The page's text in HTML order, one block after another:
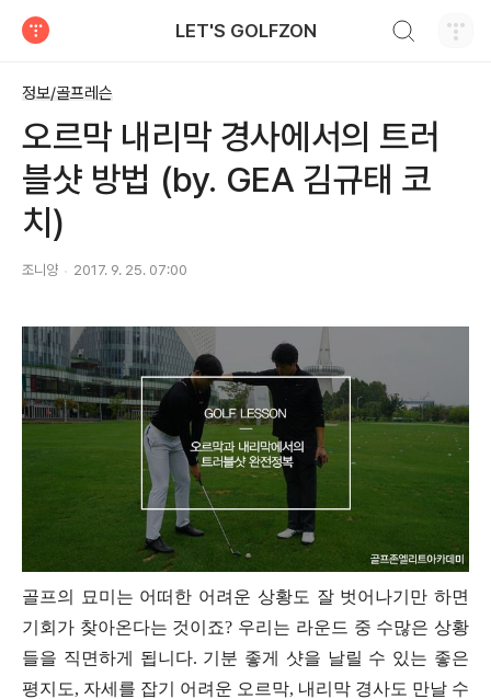
LET'S GOLFZON
정보/골프레슨
오르막 내리막 경사에서의 트러
블샷 방법 (by. GEA 김규태 코
치)
조니양 2017. 9. 25. 07:00
골프의 묘미는 어떠한 어려운 상황도 잘 벗어나기만 하면
기회가 찾아온다는 것이죠? 우리는 라운드 중 수많은 상황
들을 직면하게 됩니다. 기분 좋게 샷을 날릴 수 있는 좋은
평지도, 자세를 잡기 어려운 오르막, 내리막 경사도 만날 수